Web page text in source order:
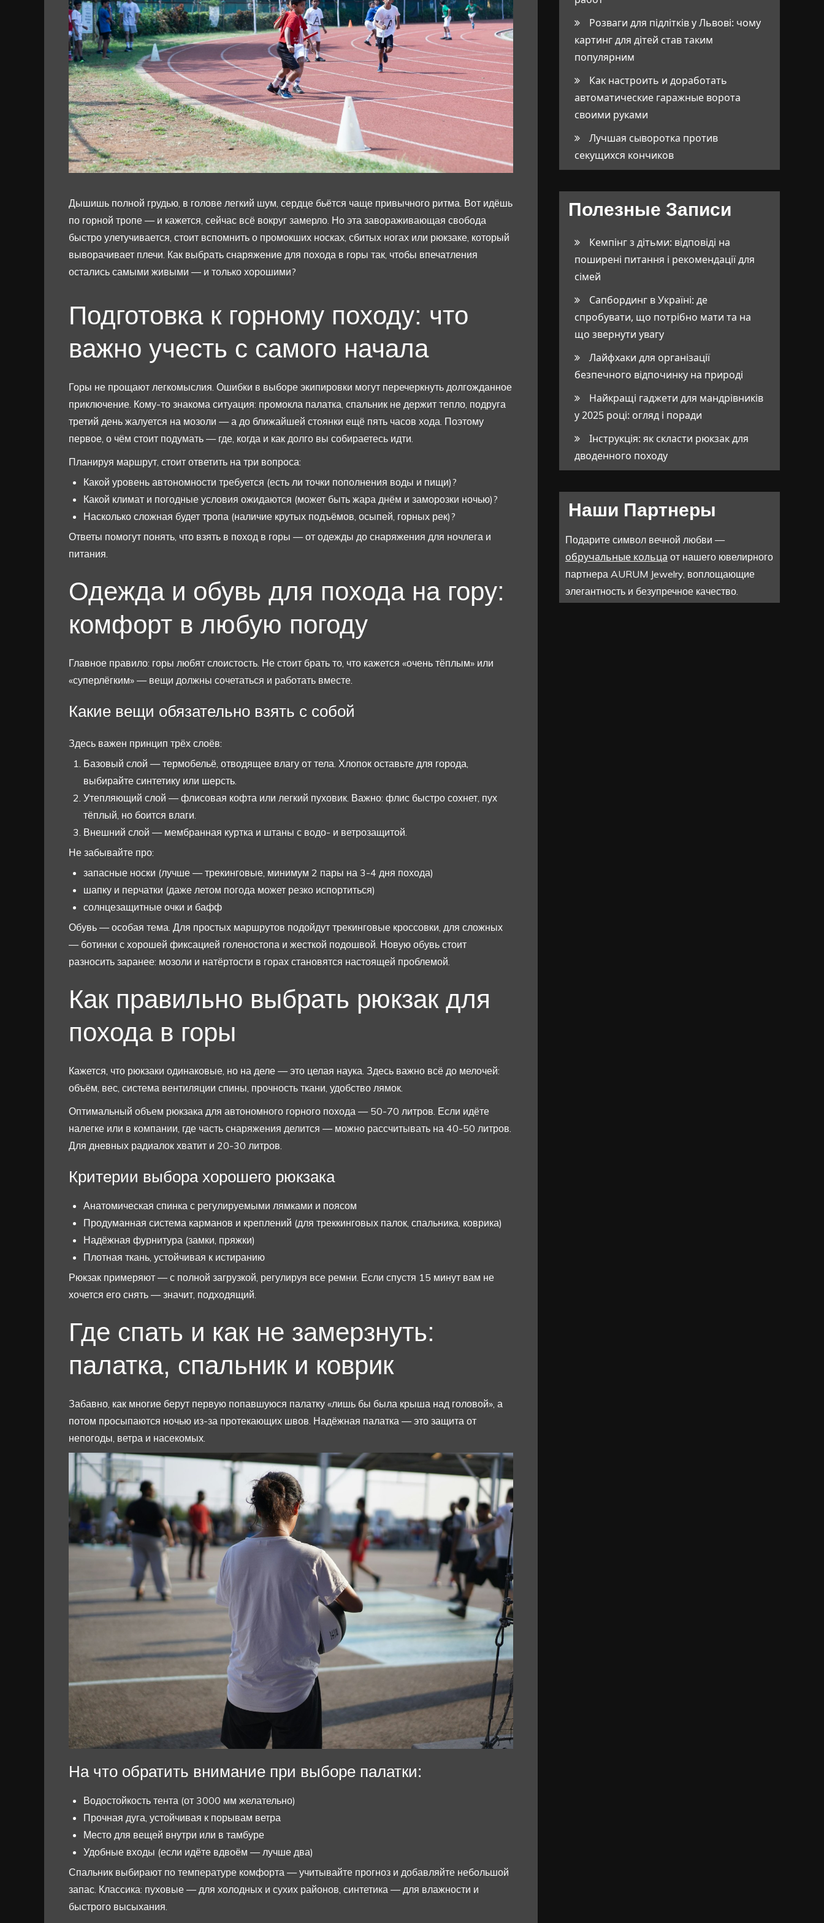
Дышишь полной грудью, в голове легкий шум, сердце бьётся чаще привычного ритма. Вот идёшь
по горной тропе — и кажется, сейчас всё вокруг замерло. Но эта завораживающая свобода
быстро улетучивается, стоит вспомнить о промокших носках, сбитых ногах или рюкзаке, который
выворачивает плечи. Как выбрать снаряжение для похода в горы так, чтобы впечатления
остались самыми живыми — и только хорошими?
Подготовка к горному походу: что
важно учесть с самого начала
Горы не прощают легкомыслия. Ошибки в выборе экипировки могут перечеркнуть долгожданное
приключение. Кому-то знакома ситуация: промокла палатка, спальник не держит тепло, подруга
третий день жалуется на мозоли — а до ближайшей стоянки ещё пять часов хода. Поэтому
первое, о чём стоит подумать — где, когда и как долго вы собираетесь идти.
Планируя маршрут, стоит ответить на три вопроса:
Какой уровень автономности требуется (есть ли точки пополнения воды и пищи)?
Какой климат и погодные условия ожидаются (может быть жара днём и заморозки ночью)?
Насколько сложная будет тропа (наличие крутых подъёмов, осыпей, горных рек)?
Ответы помогут понять, что взять в поход в горы — от одежды до снаряжения для ночлега и
питания.
Одежда и обувь для похода на гору:
комфорт в любую погоду
Главное правило: горы любят слоистость. Не стоит брать то, что кажется «очень тёплым» или
«суперлёгким» — вещи должны сочетаться и работать вместе.
Какие вещи обязательно взять с собой
Здесь важен принцип трёх слоёв:
Базовый слой — термобельё, отводящее влагу от тела. Хлопок оставьте для города,
выбирайте синтетику или шерсть.
Утепляющий слой — флисовая кофта или легкий пуховик. Важно: флис быстро сохнет, пух
тёплый, но боится влаги.
Внешний слой — мембранная куртка и штаны с водо- и ветрозащитой.
Не забывайте про:
запасные носки (лучше — трекинговые, минимум 2 пары на 3-4 дня похода)
шапку и перчатки (даже летом погода может резко испортиться)
солнцезащитные очки и бафф
Обувь — особая тема. Для простых маршрутов подойдут трекинговые кроссовки, для сложных
— ботинки с хорошей фиксацией голеностопа и жесткой подошвой. Новую обувь стоит
разносить заранее: мозоли и натёртости в горах становятся настоящей проблемой.
Как правильно выбрать рюкзак для
похода в горы
Кажется, что рюкзаки одинаковые, но на деле — это целая наука. Здесь важно всё до мелочей:
объём, вес, система вентиляции спины, прочность ткани, удобство лямок.
Оптимальный объем рюкзака для автономного горного похода — 50-70 литров. Если идёте
налегке или в компании, где часть снаряжения делится — можно рассчитывать на 40-50 литров.
Для дневных радиалок хватит и 20-30 литров.
Критерии выбора хорошего рюкзака
Анатомическая спинка с регулируемыми лямками и поясом
Продуманная система карманов и креплений (для треккинговых палок, спальника, коврика)
Надёжная фурнитура (замки, пряжки)
Плотная ткань, устойчивая к истиранию
Рюкзак примеряют — с полной загрузкой, регулируя все ремни. Если спустя 15 минут вам не
хочется его снять — значит, подходящий.
Где спать и как не замерзнуть:
палатка, спальник и коврик
Забавно, как многие берут первую попавшуюся палатку «лишь бы была крыша над головой», а
потом просыпаются ночью из-за протекающих швов. Надёжная палатка — это защита от
непогоды, ветра и насекомых.
На что обратить внимание при выборе палатки:
Водостойкость тента (от 3000 мм желательно)
Прочная дуга, устойчивая к порывам ветра
Место для вещей внутри или в тамбуре
Удобные входы (если идёте вдвоём — лучше два)
Спальник выбирают по температуре комфорта — учитывайте прогноз и добавляйте небольшой
запас. Классика: пуховые — для холодных и сухих районов, синтетика — для влажности и
быстрого высыхания.
Розваги для підлітків у Львові: чому
картинг для дітей став таким
популярним
Как настроить и доработать
автоматические гаражные ворота
своими руками
Лучшая сыворотка против
секущихся кончиков
Полезные Записи
Кемпінг з дітьми: відповіді на
поширені питання і рекомендації для
сімей
Сапбординг в Україні: де
спробувати, що потрібно мати та на
що звернути увагу
Лайфхаки для організації
безпечного відпочинку на природі
Найкращі гаджети для мандрівників
у 2025 році: огляд і поради
Інструкція: як скласти рюкзак для
дводенного походу
Наши Партнеры
Подарите символ вечной любви —
обручальные кольца от нашего ювелирного
партнера AURUM Jewelry, воплощающие
элегантность и безупречное качество.